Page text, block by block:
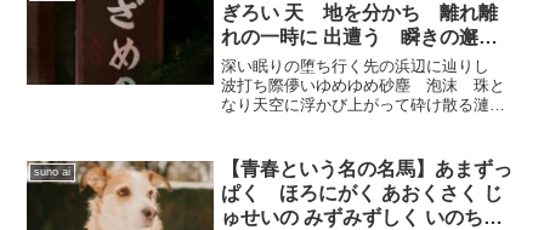
ぎろい 天 地を分かち 離れ離
れの一時に 出遭う 瞬きの邂逅
永遠を抱き 時こそ今はサンガを
集め 香合の香り 立ち昇る龍 空
の隠れ蓑
深い眠りの堕ち行く先の浜辺に辿りし
波打ち際儚いゆめゆめ砂塵 泡沫 珠と
なり天空に浮かび上がって砕け散る漣の
逅永遠を抱き時こそ今はサンガを集め香
合の香り 立ち昇る龍空の...
suno ai
【青春という名の名馬】あまずっ
ぱく ほろにがく あおくさく じ
ゅせいの みずみずしく いのちを